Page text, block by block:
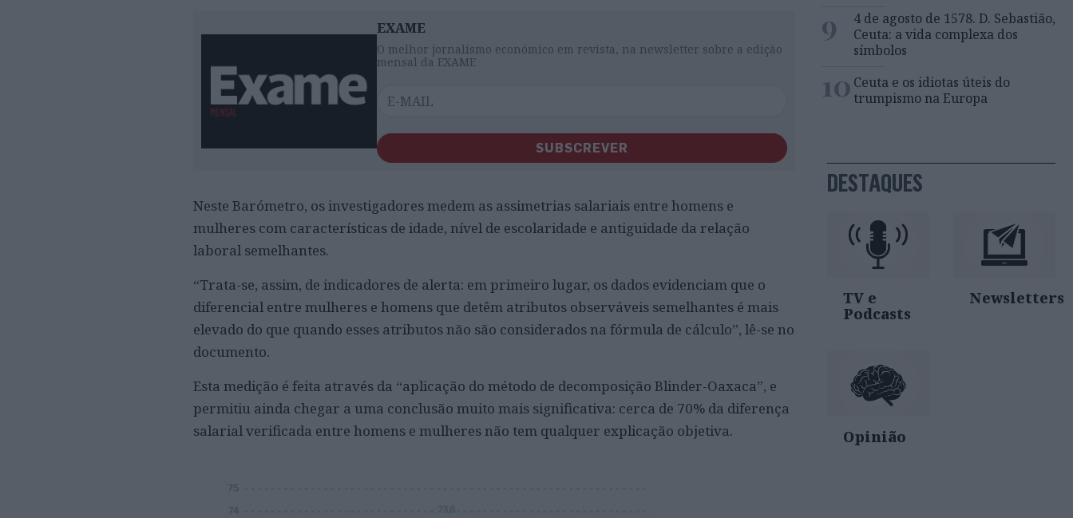
EXAME
O melhor jornalismo económico em revista, na newsletter sobre a edição
mensal da EXAME
SUBSCREVER
Neste Barómetro, os investigadores medem as assimetrias salariais entre homens e
mulheres com características de idade, nível de escolaridade e antiguidade da relação
laboral semelhantes.
“Trata-se, assim, de indicadores de alerta: em primeiro lugar, os dados evidenciam que o
diferencial entre mulheres e homens que detêm atributos observáveis semelhantes é mais
elevado do que quando esses atributos não são considerados na fórmula de cálculo”, lê-se no
documento.
Esta medição é feita através da “aplicação do método de decomposição Blinder-Oaxaca”, e
permitiu ainda chegar a uma conclusão muito mais significativa: cerca de 70% da diferença
salarial verificada entre homens e mulheres não tem qualquer explicação objetiva.
9
4 de agosto de 1578. D. Sebastião,
Ceuta: a vida complexa dos
símbolos
10 Ceuta e os idiotas úteis do
trumpismo na Europa
DESTAQUES
TV e
Podcasts
Newsletters
Opinião